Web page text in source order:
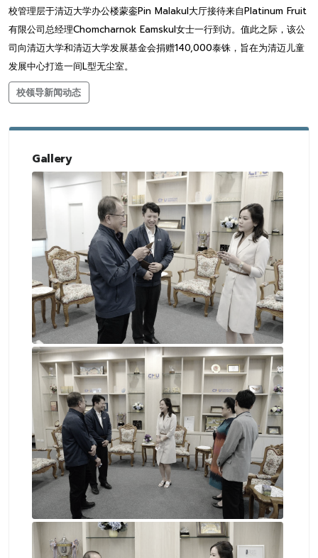
校管理层于清迈大学办公楼蒙銮Pin Malakul大厅接待来自Platinum Fruit
有限公司总经理Chomcharnok Eamskul女士一行到访。值此之际，该公
司向清迈大学和清迈大学发展基金会捐赠140,000泰铢，旨在为清迈儿童
发展中心打造一间L型无尘室。
校领导新闻动态
Gallery